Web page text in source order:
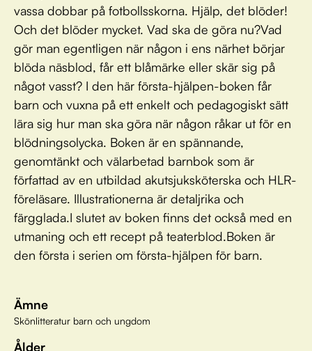
vassa dobbar på fotbollsskorna. Hjälp, det blöder!
Och det blöder mycket. Vad ska de göra nu?Vad
gör man egentligen när någon i ens närhet börjar
blöda näsblod, får ett blåmärke eller skär sig på
något vasst? I den här första-hjälpen-boken får
barn och vuxna på ett enkelt och pedagogiskt sätt
lära sig hur man ska göra när någon råkar ut för en
blödningsolycka. Boken är en spännande,
genomtänkt och välarbetad barnbok som är
författad av en utbildad akutsjuksköterska och HLR-
föreläsare. Illustrationerna är detaljrika och
färgglada.I slutet av boken finns det också med en
utmaning och ett recept på teaterblod.Boken är
den första i serien om första-hjälpen för barn.
Ämne
Skönlitteratur barn och ungdom
Ålder